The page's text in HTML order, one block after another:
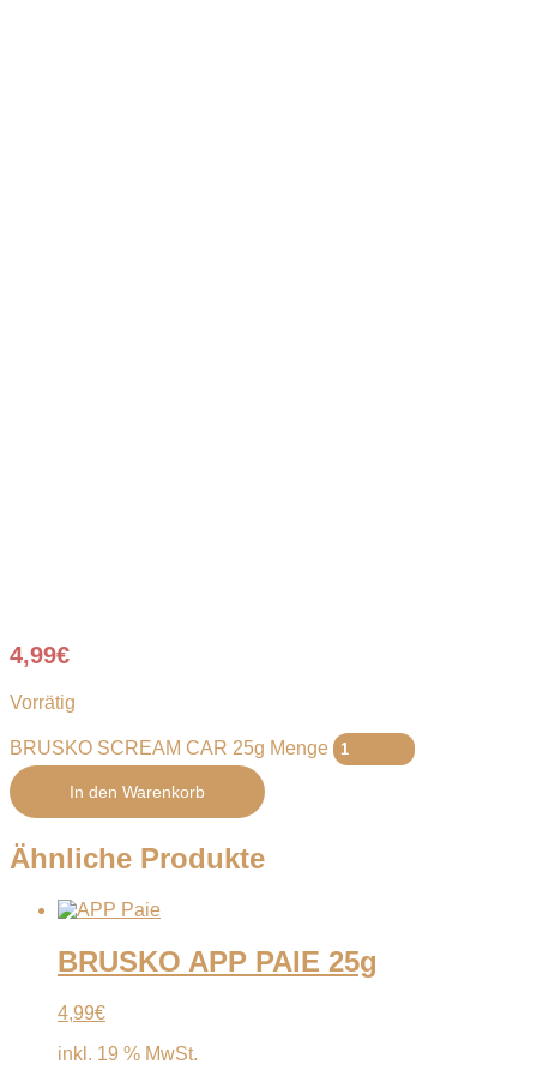
4,99€
Vorrätig
BRUSKO SCREAM CAR 25g Menge
In den Warenkorb
Ähnliche Produkte
BRUSKO APP PAIE 25g
4,99€
inkl. 19 % MwSt.